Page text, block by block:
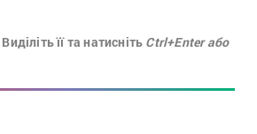
її та натисніть Ctrl+Enter або